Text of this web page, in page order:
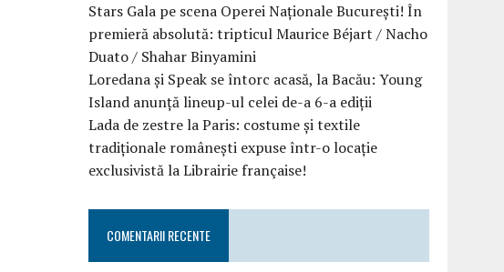
Stars Gala pe scena Operei Naționale București! În
premieră absolută: tripticul Maurice Béjart / Nacho
Duato / Shahar Binyamini
Loredana și Speak se întorc acasă, la Bacău: Young
Island anunță lineup-ul celei de-a 6-a ediții
Lada de zestre la Paris: costume și textile
tradiționale românești expuse într-o locație
exclusivistă la Librairie française!
COMENTARII RECENTE